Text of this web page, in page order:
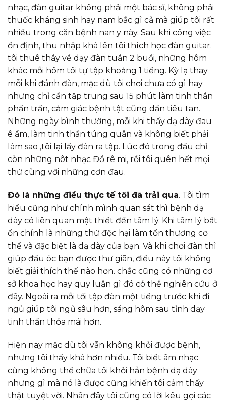
nhạc, đàn guitar không phải một bác sĩ, không phải
thuốc kháng sinh hay nam bắc gì cả mà giúp tôi rất
nhiều trong căn bệnh nan y này. Sau khi công việc
ổn định, thu nhập khá lên tôi thích học đàn guitar.
tôi thuê thầy về dạy đàn tuần 2 buổi, những hôm
khác mỗi hôm tôi tự tập khoảng 1 tiếng. Kỳ lạ thay
mỗi khi đánh đàn, mặc dù tôi chơi chưa có gì hay
nhưng chỉ cần tập trung sau 15 phút làm tinh thần
phấn trấn, cảm giác bệnh tật cũng dần tiêu tan.
Những ngày bình thường, mỗi khi thấy dạ dày đau
ê ẩm, làm tinh thần túng quẫn và không biết phải
làm sao ,tôi lại lấy đàn ra tập. Lúc đó trong đầu chỉ
còn những nôt nhạc Đồ rê mi, rồi tôi quên hết mọi
thứ cùng với những cơn đau.
Đó là những điều thực tế tôi đã trải qua. Tôi tìm
hiểu cũng như chính mình quan sát thì bệnh dạ
dày có liên quan mật thiết đến tâm lý. Khi tâm lý bất
ổn chính là những thứ độc hại làm tổn thương cơ
thể và đặc biệt là dạ dày của bạn. Và khi chơi đàn thì
giúp đầu óc bạn được thư giãn, điều này tôi không
biết giải thích thế nào hơn. chắc cũng có những cơ
sở khoa học hay quy luận gì đó có thể nghiên cứu ở
đây. Ngoài ra mỗi tối tập đàn một tiếng trước khi đi
ngủ giúp tôi ngủ sâu hơn, sáng hôm sau tỉnh dạy
tinh thần thỏa mái hơn.
Hiện nay mặc dù tôi vẫn không khỏi được bệnh,
nhưng tôi thấy khá hơn nhiều. Tôi biết âm nhạc
cũng không thể chữa tôi khỏi hẳn bệnh dạ dày
nhưng gì mà nó là được cũng khiến tôi cảm thấy
thật tuyệt vời. Nhân đây tôi cũng có lời kêu gọi các